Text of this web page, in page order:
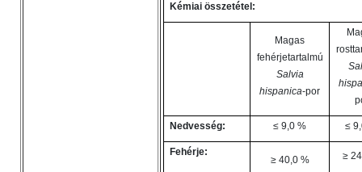
Kémiai összetétel:
Magas
fehérjetartalmú
Salvia
hispanica-por
Nedvesség: ≤ 9,0 % ≤
Fehérje:
≥ 40,0 % ≥